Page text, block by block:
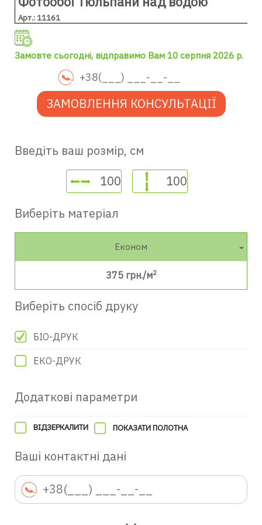
Арт.: 11161
Замовте сьогодні, відправимо Вам 10 серпня 2026 р.
ЗАМОВЛЕННЯ КОНСУЛЬТАЦІЇ
Введіть ваш розмір, см
Виберіть матеріал
Економ
375 грн./м2
Виберіть спосіб друку
БІО-ДРУК
ЕКО-ДРУК
Додаткові параметри
ВІДЗЕРКАЛИТИ ПОКАЗАТИ ПОЛОТНА
Ваші контактні дані